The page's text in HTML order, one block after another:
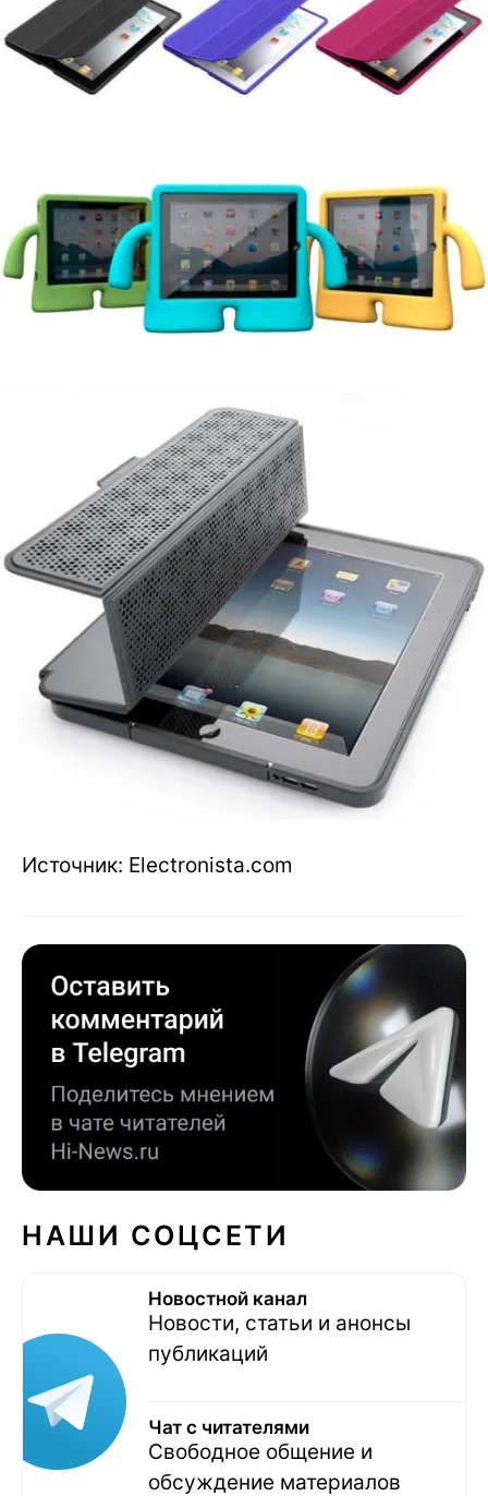
Источник: Electronista.com
НАШИ СОЦСЕТИ
Новостной канал
Новости, статьи и анонсы
публикаций
Чат с читателями
Свободное общение и
обсуждение материалов